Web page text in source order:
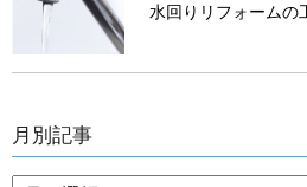
水回りリフォームの
月別記事